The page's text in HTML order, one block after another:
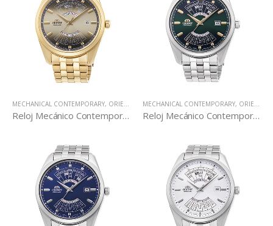
MECHANICAL CONTEMPORARY, ORIENT ORIENT STAR,RELOJES
Reloj Mecánico Contemporáneo RA-BA0001G
MECHANICAL CONTEMPORARY, ORIENT
Reloj Mecánico Contemporáneo RA-BA0002E